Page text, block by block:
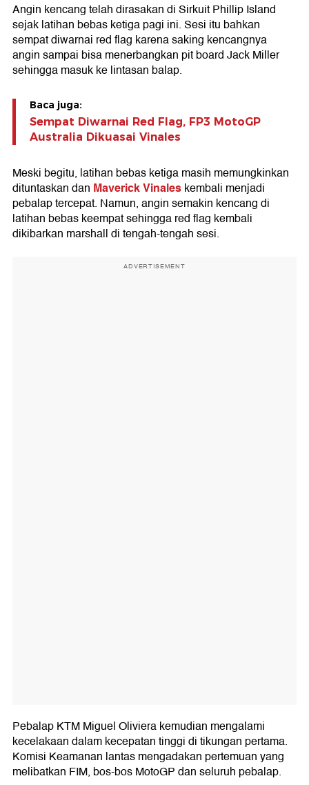
Angin kencang telah dirasakan di Sirkuit Phillip Island
sejak latihan bebas ketiga pagi ini. Sesi itu bahkan
sempat diwarnai red flag karena saking kencangnya
angin sampai bisa menerbangkan pit board Jack Miller
sehingga masuk ke lintasan balap.
Baca juga:
Sempat Diwarnai Red Flag, FP3 MotoGP
Australia Dikuasai Vinales
Meski begitu, latihan bebas ketiga masih memungkinkan
dituntaskan dan Maverick Vinaleskembali menjadi
pebalap tercepat. Namun, angin semakin kencang di
latihan bebas keempat sehingga red flag kembali
dikibarkan marshall di tengah-tengah sesi.
ADVERTISEMENT
Pebalap KTM Miguel Oliviera kemudian mengalami
kecelakaan dalam kecepatan tinggi di tikungan pertama.
Komisi Keamanan lantas mengadakan pertemuan yang
melibatkan FIM, bos-bos MotoGP dan seluruh pebalap.